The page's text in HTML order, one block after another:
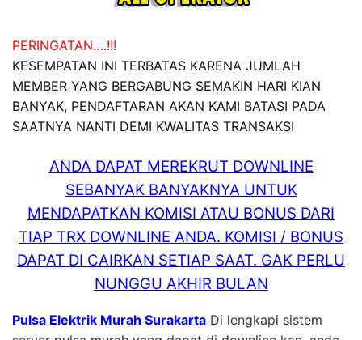
PERINGATAN….!!!
KESEMPATAN INI TERBATAS KARENA JUMLAH
MEMBER YANG BERGABUNG SEMAKIN HARI KIAN
BANYAK, PENDAFTARAN AKAN KAMI BATASI PADA
SAATNYA NANTI DEMI KWALITAS TRANSAKSI
ANDA DAPAT MEREKRUT DOWNLINE
SEBANYAK BANYAKNYA UNTUK
MENDAPATKAN KOMISI ATAU BONUS DARI
TIAP TRX DOWNLINE ANDA. KOMISI / BONUS
DAPAT DI CAIRKAN SETIAP SAAT. GAK PERLU
NUNGGU AKHIR BULAN
Pulsa Elektrik Murah Surakarta Di lengkapi sistem